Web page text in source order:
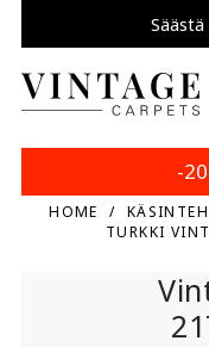
-
HOME
TURKKI